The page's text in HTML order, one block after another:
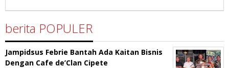
berita POPULER
Jampidsus Febrie Bantah Ada Kaitan Bisnis
Dengan Cafe de’Clan Cipete